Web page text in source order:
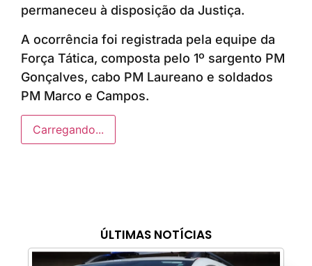
ÚLTIMAS NOTÍCIAS
permaneceu à disposição da Justiça.
A ocorrência foi registrada pela equipe da
Força Tática, composta pelo 1º sargento PM
Gonçalves, cabo PM Laureano e soldados
PM Marco e Campos.
Carregando...